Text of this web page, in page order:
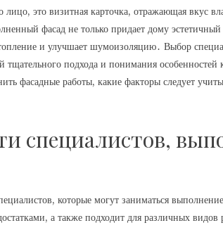
лицо, это визитная карточка, отражающая вкус
фасад не только придает дому
и улучшает шумоизоляцию․ Выбор
подхода и понимания особенностей
фасадные работы, какие факторы следует
специалистов,
которые могут заниматься
а также подходит для различных видов